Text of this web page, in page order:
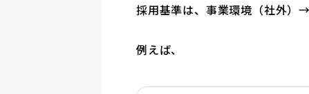
採用基準は、事業環境（社外）
例えば、